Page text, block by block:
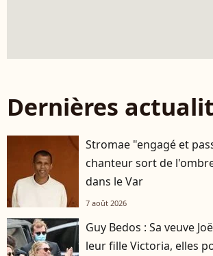
Dernières
Stromae "engagé et
chanteur sort de
dans le Var
7 août 2026
Guy Bedos : Sa veuve
leur fille Victoria, elles